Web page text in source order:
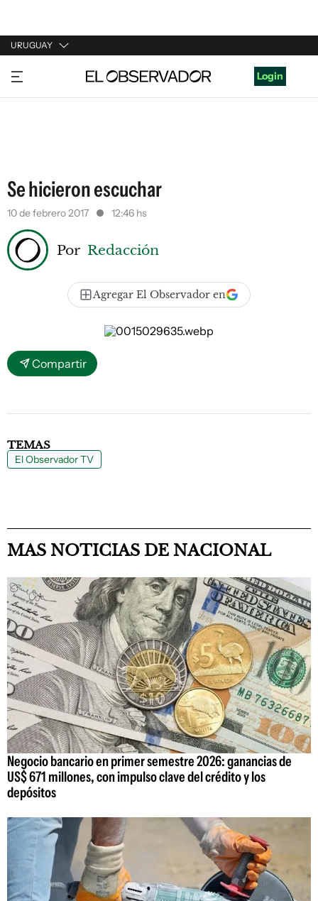
URUGUAY
URUGUAY
ARGENTINA
Login
Se hicieron escuchar
10 de febrero 2017 12:46 hs
Por Redacción
Agregar El Observador en
Compartir
TEMAS
El Observador TV
MAS NOTICIAS DE NACIONAL
Negocio bancario en primer semestre 2026: ganancias de
US$ 671 millones, con impulso clave del crédito y los
depósitos